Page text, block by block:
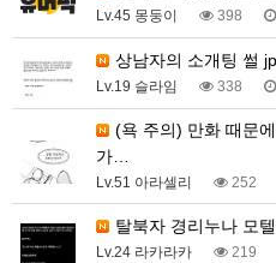
Lv.45 몽둥이 398
상남자의 소개팅 썰
Lv.19 슬라임 338
가…
Lv.51 아라셀리 252
탈북자 경리누나 모
Lv.24 라카라카 219